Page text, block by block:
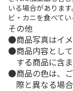
いる場合がありま
ビ・カニを食べてい
その他
商品写真はイメ
商品内容とし
する商品に含
商品の色は、
際と異なる場